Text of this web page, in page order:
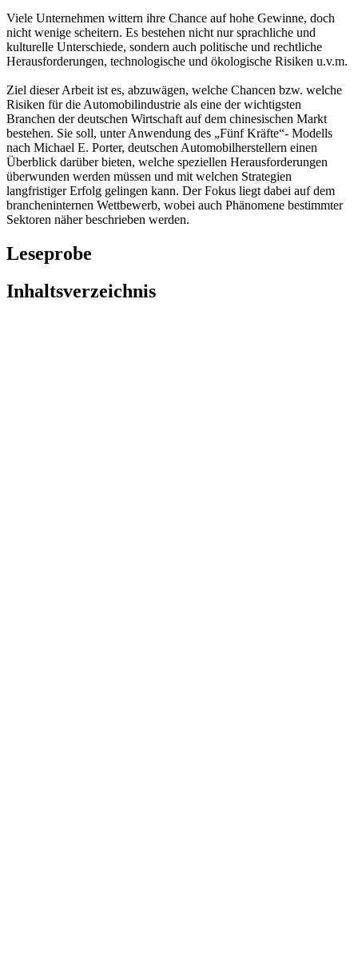
Viele Unternehmen wittern ihre Chance auf hohe Gewinne, doch
nicht wenige scheitern. Es bestehen nicht nur sprachliche und
kulturelle Unterschiede, sondern auch politische und rechtliche
Herausforderungen, technologische und ökologische Risiken u.v.m.
Ziel dieser Arbeit ist es, abzuwägen, welche Chancen bzw. welche
Risiken für die Automobilindustrie als eine der wichtigsten
Branchen der deutschen Wirtschaft auf dem chinesischen Markt
bestehen. Sie soll, unter Anwendung des „Fünf Kräfte“- Modells
nach Michael E. Porter, deutschen Automobilherstellern einen
Überblick darüber bieten, welche speziellen Herausforderungen
überwunden werden müssen und mit welchen Strategien
langfristiger Erfolg gelingen kann. Der Fokus liegt dabei auf dem
brancheninternen Wettbewerb, wobei auch Phänomene bestimmter
Sektoren näher beschrieben werden.
Leseprobe
Inhaltsverzeichnis